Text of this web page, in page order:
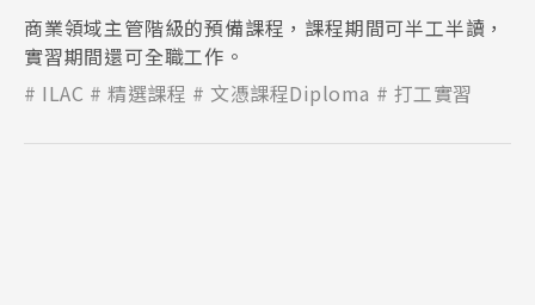
商業領域主管階級的預備課程，課程期間可半工半讀，
實習期間還可全職工作。
ILAC
精選課程 文憑課程Diploma 打工實習